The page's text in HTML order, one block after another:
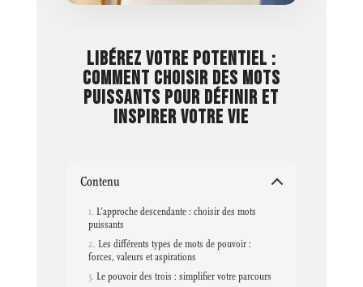
LIBÉREZ VOTRE POTENTIEL :
COMMENT CHOISIR DES MOTS
PUISSANTS POUR DÉFINIR ET
INSPIRER VOTRE VIE
Contenu
L’approche descendante : choisir des mots
puissants
Les différents types de mots de pouvoir :
forces, valeurs et aspirations
Le pouvoir des trois : simplifier votre parcours